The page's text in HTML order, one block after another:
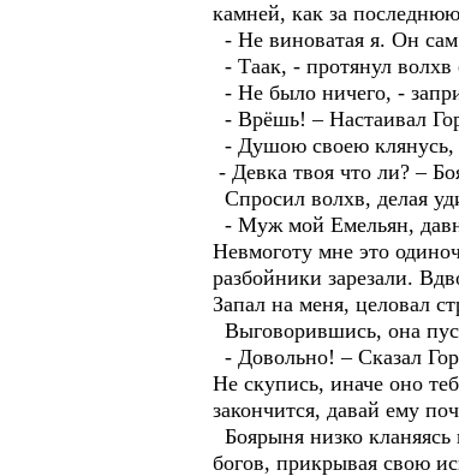
камней, как за
- Не виноватая я. Он
- Таак, - протянул волхв
- Не было ничего, -
- Врёшь! – Настаивал
- Душою своею клянусь,
- Девка твоя что ли? –
Спросил волхв, делая
- Муж мой Емельян,
Невмоготу мне это
разбойники зарезали.
Запал на меня, целовал
Выговорившись, она
- Довольно! – Сказал
Не скупись, иначе оно
закончится, давай ему
Боярыня низко
богов, прикрывая свою